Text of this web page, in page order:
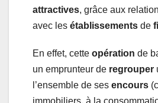
attractives, grâce aux
avec les établissements de
En effet, cette opération de
un emprunteur de regrouper
l’ensemble de ses encours